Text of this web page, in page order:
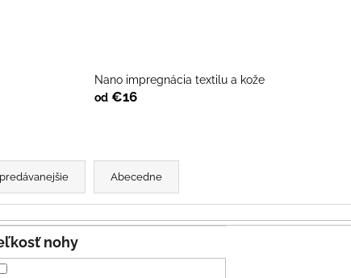
Nano impregnácia textilu a kože
od€16
Abecedne
nohy